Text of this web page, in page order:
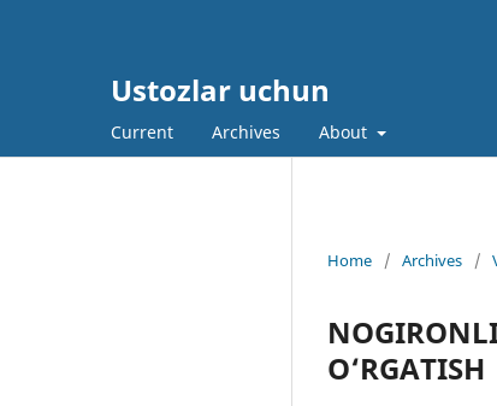
Ustozlar uchun
Current Archives About
Home / Archives /
О‘RGАTISH